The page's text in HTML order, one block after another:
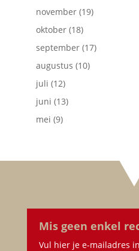
november(19)
oktober(18)
september(17)
augustus (10)
juli (12)
juni (13)
mei (9)
Mis geen enkel
Vul hier je e-mailadres